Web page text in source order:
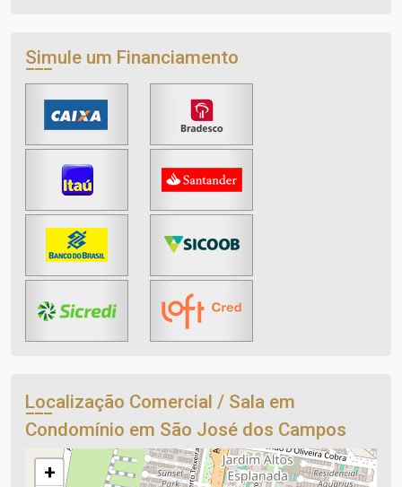
Simule um Financiamento
Localização Comercial / Sala em
Condomínio em São José dos Campos
+